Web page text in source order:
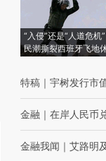
“入侵”还是“人道危机
民潮撕裂西班牙飞地
特稿 ｜ 宇树发行市
金融 ｜ 在岸人民币
金融我闻 ｜ 艾路明